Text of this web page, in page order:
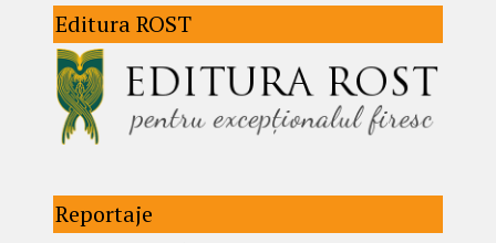
Editura ROST
Reportaje